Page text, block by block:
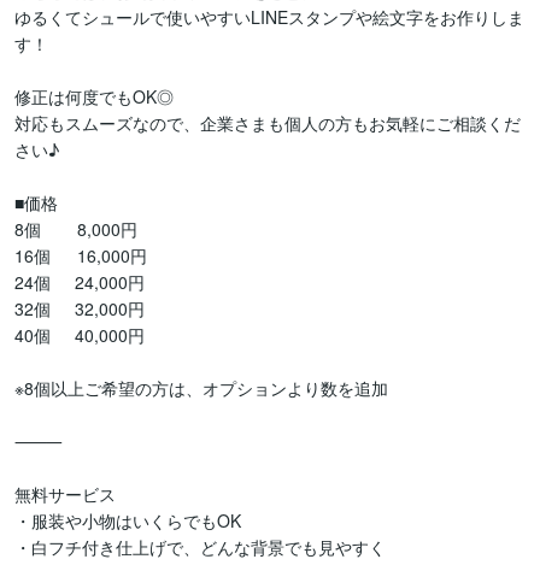
ゆるくてシュールで使いやすいLINEスタンプや絵文字をお作りしま
す！
修正は何度でもOK◎
対応もスムーズなので、企業さまも個人の方もお気軽にご相談くだ
さい♪
■価格
8個    　8,000円
16個  　16,000円
24個     24,000円
32個     32,000円
40個     40,000円
※8個以上ご希望の方は、オプションより数を追加
⸻
無料サービス
・服装や小物はいくらでもOK
・白フチ付き仕上げで、どんな背景でも見やすく